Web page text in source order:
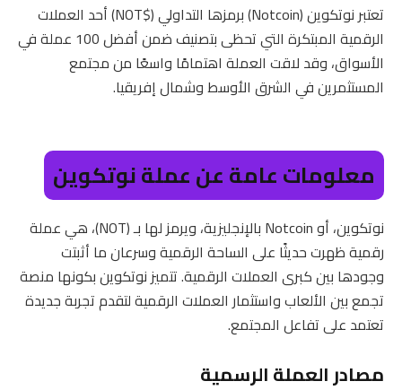
تعتبر نوتكوين (Notcoin) برمزها التداولي ($NOT) أحد العملات
الرقمية المبتكرة التي تحظى بتصنيف ضمن أفضل 100 عملة في
الأسواق، وقد لاقت العملة اهتمامًا واسعًا من مجتمع
المستثمرين في الشرق الأوسط وشمال إفريقيا.
معلومات عامة عن عملة نوتكوين
نوتكوين، أو Notcoin بالإنجليزية، ويرمز لها بـ (NOT)، هي عملة
رقمية ظهرت حديثًا على الساحة الرقمية وسرعان ما أثبتت
وجودها بين كبرى العملات الرقمية. تتميز نوتكوين بكونها منصة
تجمع بين الألعاب واستثمار العملات الرقمية لتقدم تجربة جديدة
تعتمد على تفاعل المجتمع.
مصادر العملة الرسمية